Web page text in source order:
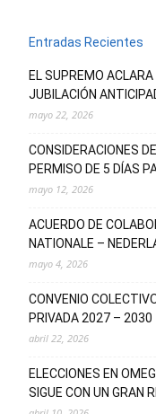
Entradas Recientes
EL SUPREMO
JUBILACIÓN
mayo 22, 2026
CONSIDERACIONES
PERMISO DE 5 DÍAS
mayo 12, 2026
ACUERDO DE
NATIONALE –
mayo 4, 2026
CONVENIO
PRIVADA 2027 – 2030
abril 22, 2026
ELECCIONES EN
SIGUE CON UN GRAN